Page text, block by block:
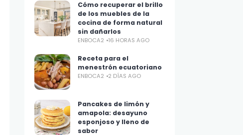
Cómo recuperar el brillo
de los muebles de la
cocina de forma natural
sin dañarlos
ENBOCA2 16 HORAS AGO
Receta para el
menestrón ecuatoriano
ENBOCA2 2 DÍAS AGO
Pancakes de limón y
amapola: desayuno
esponjoso y lleno de
sabor